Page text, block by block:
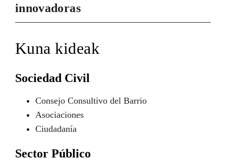
innovadoras
Kuna kideak
Sociedad Civil
Consejo Consultivo del Barrio
Asociaciones
Ciudadanía
Sector Público